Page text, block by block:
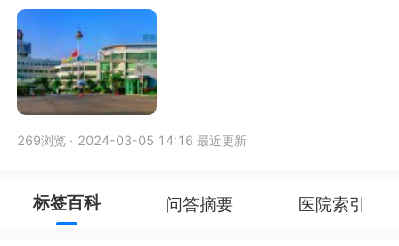
269浏览 · 2024-03-05 14:16 最近更新
标签百科 问答摘要 医院索引